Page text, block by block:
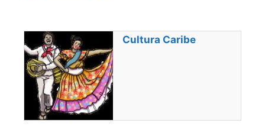
Cultura Caribe